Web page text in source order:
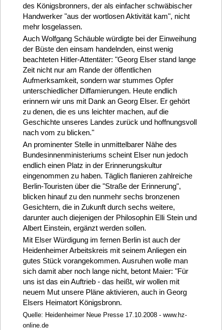
des Königsbronners, der als einfacher schwäbischer
Handwerker "aus der wortlosen Aktivität kam", nicht
mehr losgelassen.
Auch Wolfgang Schäuble würdigte bei der Einweihung
der Büste den einsam handelnden, einst wenig
beachteten Hitler-Attentäter: "Georg Elser stand lange
Zeit nicht nur am Rande der öffentlichen
Aufmerksamkeit, sondern war stummes Opfer
unterschiedlicher Diffamierungen. Heute endlich
erinnern wir uns mit Dank an Georg Elser. Er gehört
zu denen, die es uns leichter machen, auf die
Geschichte unseres Landes zurück und hoffnungsvoll
nach vom zu blicken."
An prominenter Stelle in unmittelbarer Nähe des
Bundesinnenministeriums scheint Elser nun jedoch
endlich einen Platz in der Erinnerungskultur
eingenommen zu haben. Täglich flanieren zahlreiche
Berlin-Touristen über die "Straße der Erinnerung",
blicken hinauf zu den nunmehr sechs bronzenen
Gesichtern, die in Zukunft durch sechs weitere,
darunter auch diejenigen der Philosophin Elli Stein und
Albert Einstein, ergänzt werden sollen.
Mit Elser Würdigung im fernen Berlin ist auch der
Heidenheimer Arbeitskreis mit seinem Anliegen ein
gutes Stück vorangekommen. Ausruhen wolle man
sich damit aber noch lange nicht, betont Maier: "Für
uns ist das ein Auftrieb - das heißt, wir wollen mit
neuem Mut unsere Pläne aktivieren, auch in Georg
Elsers Heimatort Königsbronn.
Quelle: Heidenheimer Neue Presse 17.10.2008 - www.hz-
online.de